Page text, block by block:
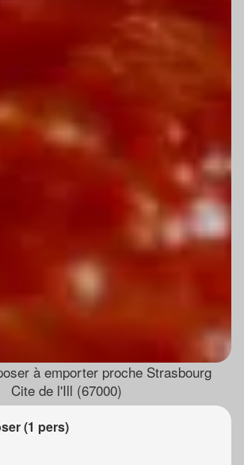
à emporter proche Strasbourg
Cite de l'Ill (67000)
(1 pers)